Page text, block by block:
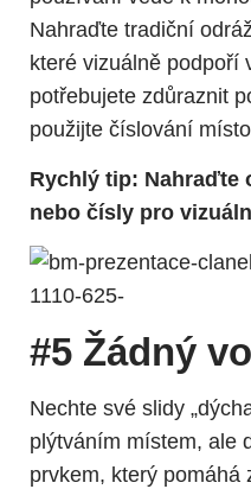
Nahraďte tradiční
které vizuálně podpoří
potřebujete zdůraznit
použijte číslování
Rychlý tip: Nahraďte
nebo čísly pro
#5 Žádný
Nechte své slidy
plýtváním místem, ale
prvkem, který pomáhá